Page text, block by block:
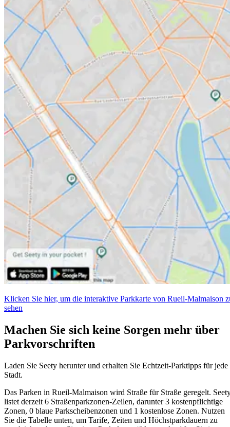
Klicken Sie hier, um die interaktive Parkkarte von Rueil-Malmaison
sehen
Machen Sie sich keine Sorgen mehr über
Parkvorschriften
Laden Sie Seety herunter und erhalten Sie Echtzeit-Parktipps für jede
Stadt.
Das Parken in Rueil-Malmaison wird Straße für Straße geregelt.
listet derzeit 6 Straßenparkzonen-Zeilen, darunter 3 kostenpflichtige
Zonen, 0 blaue Parkscheibenzonen und 1 kostenlose Zonen. Nutzen
Sie die Tabelle unten, um Tarife, Zeiten und Höchstparkdauern zu